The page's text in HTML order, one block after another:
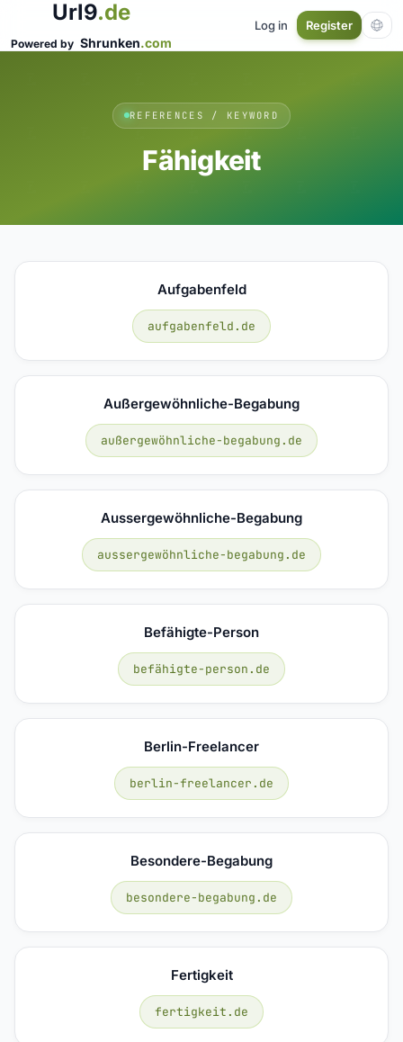
Url9.de
Powered by Shrunken.com
Log in Register
REFERENCES / KEYWORD
Fähigkeit
Aufgabenfeld
aufgabenfeld.de
Außergewöhnliche-Begabung
außergewöhnliche-begabung.de
Aussergewöhnliche-Begabung
aussergewöhnliche-begabung.de
Befähigte-Person
befähigte-person.de
Berlin-Freelancer
berlin-freelancer.de
Besondere-Begabung
besondere-begabung.de
Fertigkeit
fertigkeit.de